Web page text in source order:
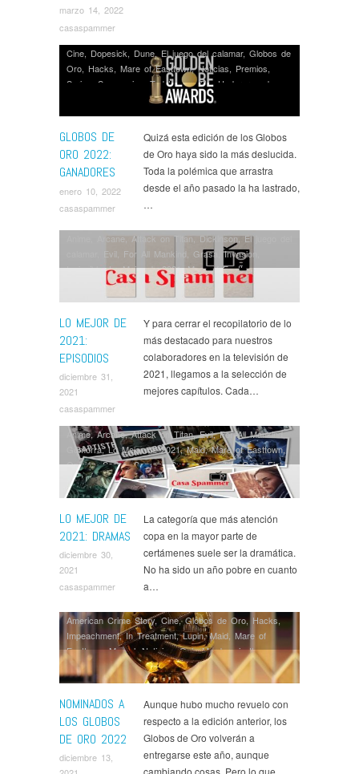
marzo 14, 2022
casaspammer
GLOBOS DE
ORO 2022:
GANADORES
enero 10, 2022
casaspammer
Cine, Dopesick, Dune, El juego del calamar, Globos de
Oro, Hacks, Mare of Easttown,Noticias, Premios,
Series
Succession Ted Lasso,The Underground
Quizá esta edición de los Globos
de Oro haya sido la más deslucida.
Toda la polémica que arrastra
desde el año pasado la ha lastrado,
…
LO MEJOR DE
2021:
EPISODIOS
diciembre 31,
2021
casaspammer
Arcane, Attack on Titan,Dickinson,El juego del
Evil, For All Mankind, Grasa ,Invasion
Invincible,Lo Mejor de 2021,Mare of Easttown,
Midnight Mass,Mythic Quest,Only Murders in the
Building,Opinión,Series,Solar Opposites,Succession,
in the Shadows
Y para cerrar el recopilatorio de lo
más destacado para nuestros
colaboradores en la televisión de
2021, llegamos a la selección de
mejores capítulos. Cada…
LO MEJOR DE
2021: DRAMAS
diciembre 30,
2021
casaspammer
Anime,Arcane,Attack on Titan,Evil,For All Mankind,
Gomorra,Lo Mejor de 2021,Maid,Mare of Easttown,
Opinión,Series,Servant,Succession,The Good Fight,
The Witcher
La categoría que más atención
copa en la mayor parte de
certámenes suele ser la dramática.
No ha sido un año pobre en cuanto
a…
NOMINADOS A
LOS GLOBOS
DE ORO 2022
diciembre 13,
American Crime Story,Cine,Globos de Oro, Hacks,
Impeachment,In Treatment,Lupin,Maid, Mare of
Easttown,Marvel, Noticias,Only Murders in the
Building
,Premios,Scenes from a Marriage,Series,
Succession,Ted Lasso,The Good Fight,The Great,
The Underground Railroad, The White Lotus,
WandaVision
Aunque hubo mucho revuelo con
respecto a la edición anterior, los
Globos de Oro volverán a
entregarse este año, aunque
cambiando cosas. Pero lo que…